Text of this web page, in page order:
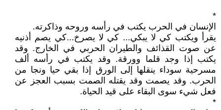
*
الإنسان في الحرب يكتب في رأسه وروحه وذاكرته.
يقرأ ويكتب كي لا يبكي... كي لا يصرخ...كي يصم أذنيه
عن صوت القذائف والطيران الحربي في الخارج. وقد
يكتب إذا وجد قلما وورقة. وقد يكتب في رأسه ألف
مسرحية سوداء ينقلها إلى الورق إذا بقي حيا ونجا من
الحرب. وقد يصمت وقد يقتله الصمت بسبب العجز عن
فعل شيء سوى البقاء على قيد الحياة.
*